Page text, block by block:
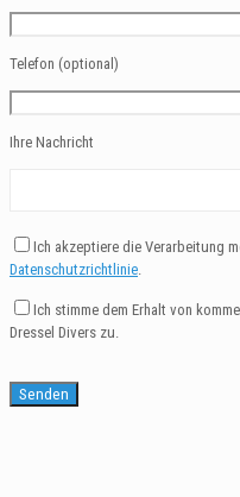
Telefon (optional)
Ihre Nachricht
Ich akzeptiere die Verarbeitung
Datenschutzrichtlinie.
Ich stimme dem Erhalt von
Dressel Divers zu.